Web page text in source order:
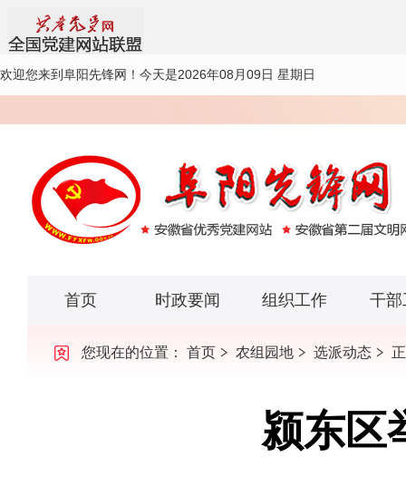
欢迎您来到阜阳先锋网！ 今天是2026年08月09日 星期日
首页 时政要闻 组织工作 干部
您现在的位置： 首页 农组园地 选派动态
颍东区